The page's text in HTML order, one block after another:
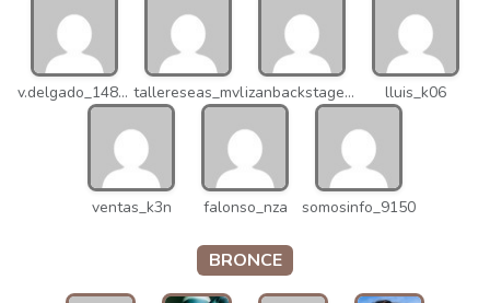
v.delgado_14821 tallereseas_mvl izanbackstage_14556 lluis_k06
ventas_k3n falonso_nza somosinfo_9150
BRONCE